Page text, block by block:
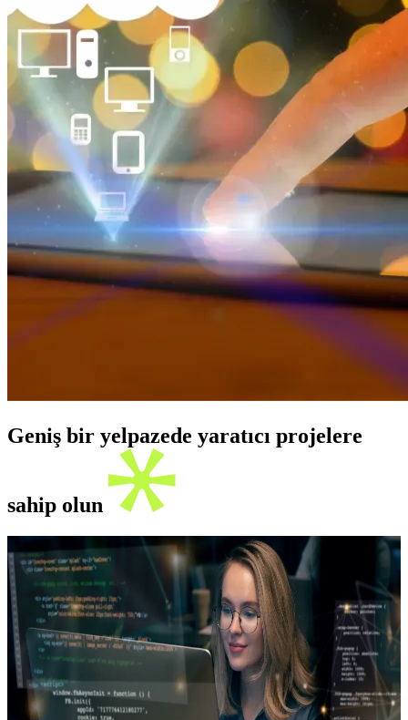
Geniş bir yelpazede yaratıcı projelere
sahip olun